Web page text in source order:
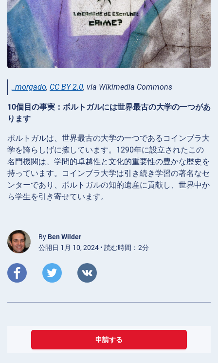
_morgado, CC BY 2.0, via Wikimedia Commons
10個目の事実：ポルトガルには世界最古の大学の一つがあ
ります
ポルトガルは、世界最古の大学の一つであるコインブラ大
学を誇らしげに擁しています。1290年に設立されたこの
名門機関は、学問的卓越性と文化的重要性の豊かな歴史を
持っています。コインブラ大学は引き続き学習の著名なセ
ンターであり、ポルトガルの知的遺産に貢献し、世界中か
ら学生を引き寄せています。
By Ben Wilder
公開日 1月 10, 2024 • 読む時間：2分
申請する